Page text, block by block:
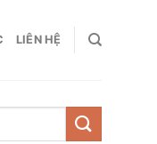
LIÊN HỆ